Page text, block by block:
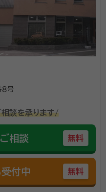
ところがありましたが、丁寧な説
のことでしたが対応が早く電話
國夫行政書士事務所）の
法人高橋事務所のある室
関係のほか、相続や遺言
れる法律家」として日々活
にあります。 相手の立場
に接客していますので、
号
相談を承ります/
相談 無料
付中 無料